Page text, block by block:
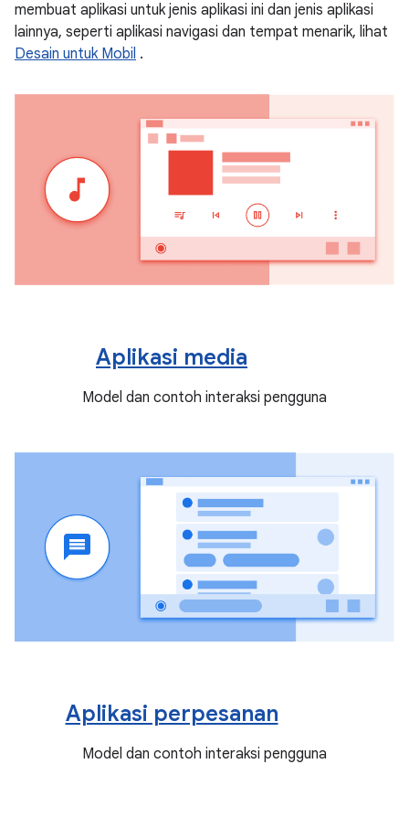
membuat aplikasi untuk jenis aplikasi ini dan jenis aplikasi
lainnya, seperti aplikasi navigasi dan tempat menarik, lihat
Desain untuk Mobil .
Aplikasi media
Model dan contoh interaksi pengguna
Aplikasi perpesanan
Model dan contoh interaksi pengguna